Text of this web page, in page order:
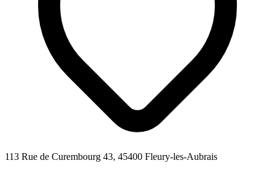
113 Rue de Curembourg 43, 45400 Fleury-les-Aubrais